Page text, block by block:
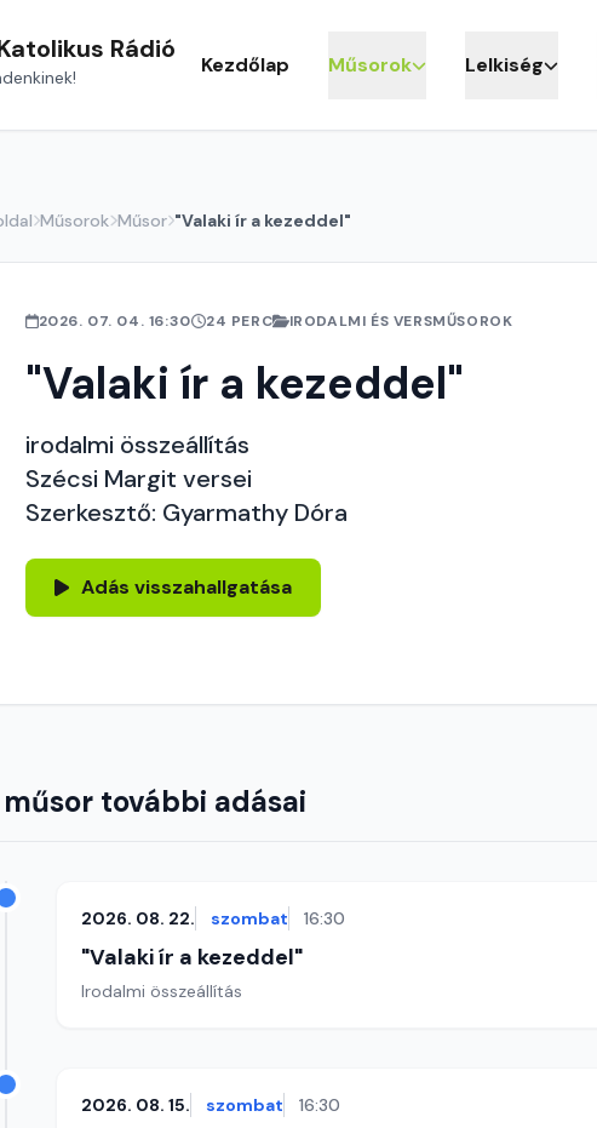
Rádió
Kezdőlap Műsorok Lelkiség
Műsorok Műsor "Valaki ír a kezeddel"
2026. 07. 04. 16:30 24 PERC IRODALMI ÉS VERSMŰSOROK
"Valaki ír a kezeddel"
irodalmi összeállítás
Szécsi Margit versei
Szerkesztő: Gyarmathy Dóra
Adás visszahallgatása
további adásai
2026. 08. 22. szombat 16:30
"Valaki ír a kezeddel"
Irodalmi összeállítás
2026. 08. 15. szombat 16:30